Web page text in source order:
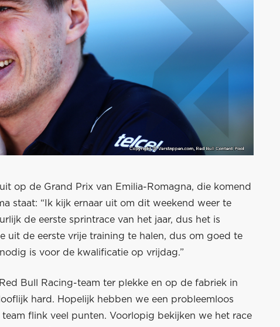
op de Grand Prix van Emilia-Romagna, die komend
staat: “Ik kijk ernaar uit om dit weekend weer te
de eerste sprintrace van het jaar, dus het is
uit de eerste vrije training te halen, dus om goed te
is voor de kwalificatie op vrijdag.”
Bull Racing-team ter plekke en op de fabriek in
hard. Hopelijk hebben we een probleemloos
flink veel punten. Voorlopig bekijken we het race